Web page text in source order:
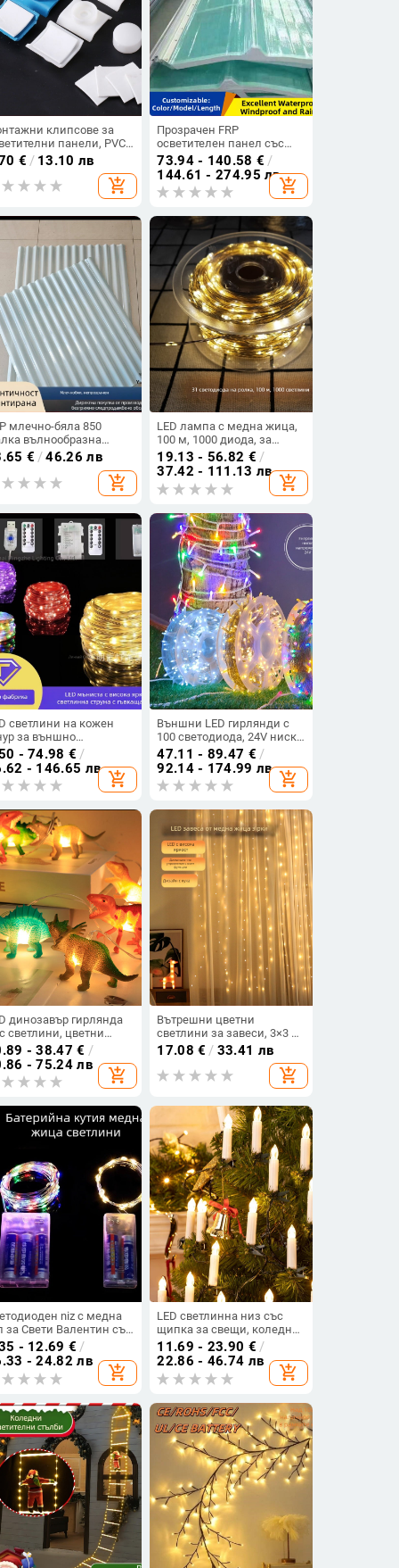
клипсове за
панели, PVC
FRP ярки
седлови клипове,
капачета
€ / 13.10 лв
add_shopping_cart
Прозрачен FRP
осветителен панел със
скрита закопчалка, типове
470/760/820/840/900/950/960,
плочка от полиестерни
влакна
73.94 - 140.58 € /
144.61 - 274.95 лв
add_shopping_cart
млечно-бяла 850
вълнообразна
плочка за
водоустойчива, UV
слънчева
€ /46.26 лв
add_shopping_cart
LED лампа с медна жица,
100 м, 1000 диода, за
външно осветление,
водоустойчива, ниско
напрежение 31V,
светлинна нишка
19.13 - 56.82 € /
37.42 - 111.13 лв
add_shopping_cart
светлини на кожен
за външно
цветни
ленти за двор и
звездно сияние
- 74.98 € /
- 146.65 лв
add_shopping_cart
Външни LED гирлянди с
100 светодиода, 24V ниско
напрежение, IP44
водоустойчиви, ръчно
управление
47.11 - 89.47 € /
92.14 - 174.99 лв
add_shopping_cart
динозавър гирлянда
светлини, цветни
светлини за
стая
- 38.47 € /
- 75.24 лв
add_shopping_cart
Вътрешни цветни
светлини за завеси, 3×3 м,
медна тел, USB
захранване,
дистанционно с осем
17.08 € / 33.41 лв
add_shopping_cart
niz с медна
за Свети Валентин със
батерийна кутия, 4
LED
- 12.69 € /
- 24.82 лв
add_shopping_cart
LED светлинна низ със
щипка за свещи, коледна
украса за дърво и маса за
рождени дни и сватби
11.69 - 23.90 € /
22.86 - 46.74 лв
add_shopping_cart